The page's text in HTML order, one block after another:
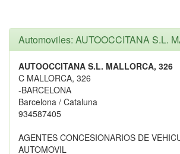
Automoviles: AUTOOCCITANA S.L.
AUTOOCCITANA S.L. MALLORCA, 326
C MALLORCA, 326
-BARCELONA
Barcelona / Cataluna
934587405
AGENTES CONCESIONARIOS DE
AUTOMOVIL